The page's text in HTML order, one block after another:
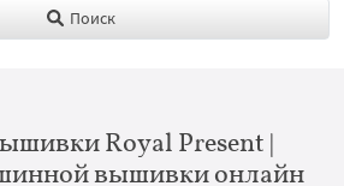
Поиск
Royal Present |
вышивки онлайн